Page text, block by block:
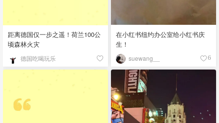
距离德国仅一步之遥！荷兰100公
顷森林火灾
德国吃喝玩乐
在小红书纽约办公室给小红书庆
生！
suewang__ 6